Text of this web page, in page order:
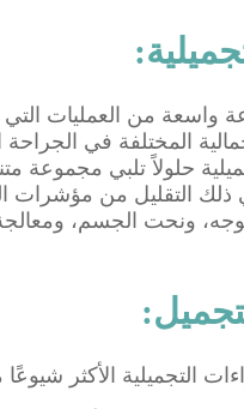
واسعة من العمليات
المختلفة في الجراحة
حلولاً تلبي مجموعة
ذلك التقليل من مؤشرات
ونحت الجسم،
التجميلية الأكثر شيوعًا